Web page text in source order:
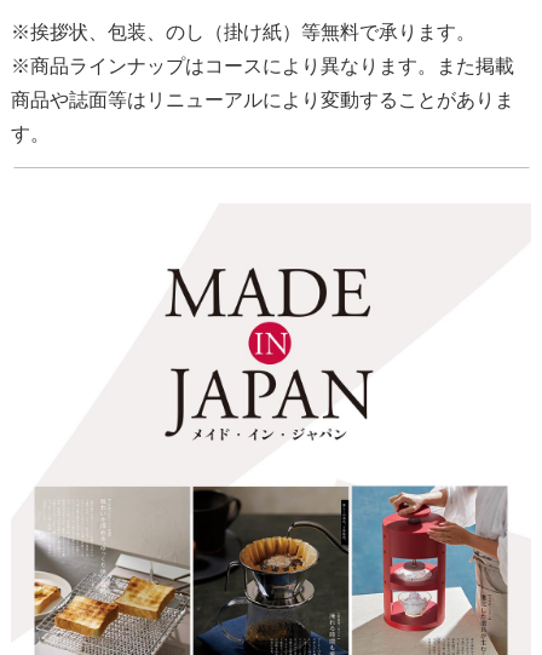
※挨拶状、包装、のし（掛け紙）等無料で承ります。
※商品ラインナップはコースにより異なります。また掲載
商品や誌面等はリニューアルにより変動することがありま
す。